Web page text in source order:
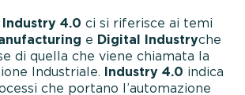
Industry 4.0 ci si riferisce ai temi
e Digital Industryche
di quella che viene chiamata la
Industriale. Industry 4.0 indica
che portano l’automazione